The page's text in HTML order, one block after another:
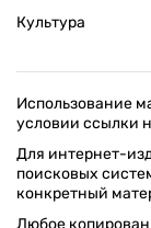
Культура
Использование
условии ссылки
Для интернет-
поисковых
конкретный
Любое